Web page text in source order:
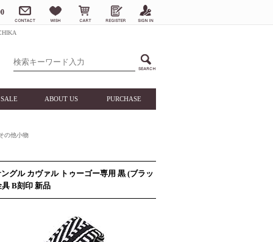
SALE ABOUT US PURCHASE
の他小物
グル カヴァル トゥーゴー専用 黒 (ブラッ
B刻印 新品